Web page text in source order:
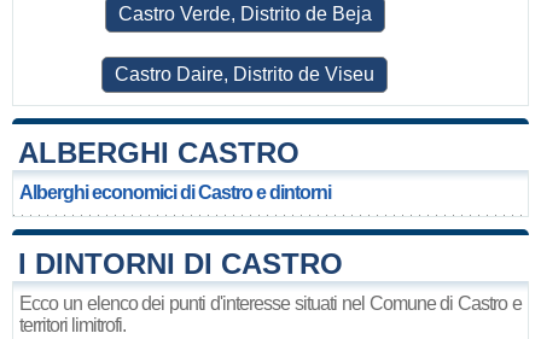
Castro Verde, Distrito de Beja
Castro Daire, Distrito de Viseu
ALBERGHI CASTRO
Alberghi economici di Castro e dintorni
I DINTORNI DI CASTRO
Ecco un elenco dei punti d'interesse situati nel Comune di Castro e
territori limitrofi.